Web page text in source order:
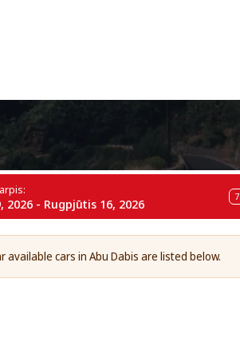
2026 - Rugpjūtis 16, 2026 7
cars in Abu Dabis are listed below.